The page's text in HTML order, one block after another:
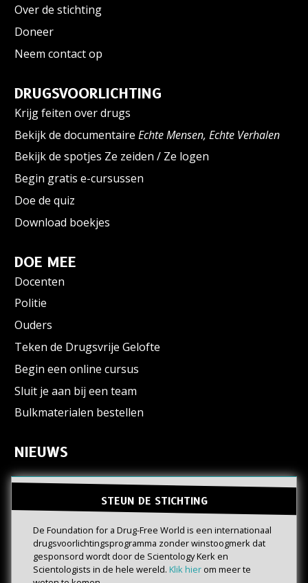
Over de stichting
Doneer
Neem contact op
DRUGSVOORLICHTING
Krijg feiten over drugs
Bekijk de documentaire Echte Mensen, Echte Verhalen
Bekijk de spotjes Ze zeiden / Ze logen
Begin gratis e-cursussen
Doe de quiz
Download boekjes
DOE MEE
Docenten
Politie
Ouders
Teken de Drugsvrije Gelofte
Begin een online cursus
Sluit je aan bij een team
Bulkmaterialen bestellen
NIEUWS
STEUN DE STICHTING
De Foundation for a Drug-Free World is een internationaal
drugs­voorlichtings­programma zonder winstoogmerk dat
gesponsord wordt door de Scientology Kerk en
Scientologists in de hele wereld. Klik hier om meer te